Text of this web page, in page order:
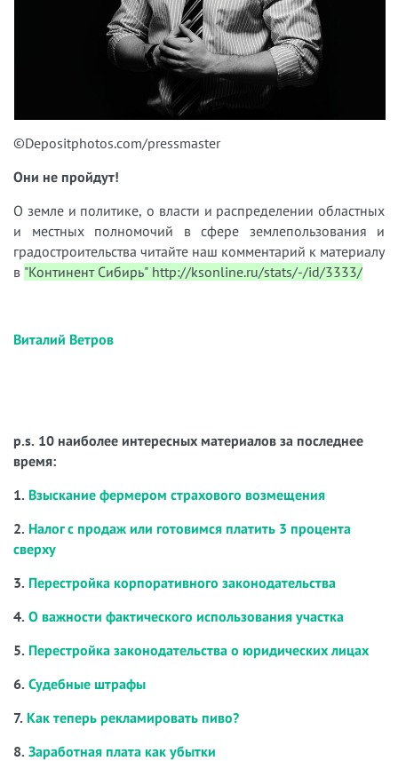
©Depositphotos.com/pressmaster
Они не пройдут!
О земле и политике, о власти и распределении областных
и местных полномочий в сфере землепользования и
градостроительства читайте наш комментарий к материалу
в "Континент Сибирь" http://ksonline.ru/stats/-/id/3333/
Виталий Ветров
p.s. 10 наиболее интересных материалов за последнее
время:
1. Взыскание фермером страхового возмещения
2. Налог с продаж или готовимся платить 3 процента
сверху
3. Перестройка корпоративного законодательства
4. О важности фактического использования участка
5. Перестройка законодательства о юридических лицах
6. Судебные штрафы
7. Как теперь рекламировать пиво?
8. Заработная плата как убытки